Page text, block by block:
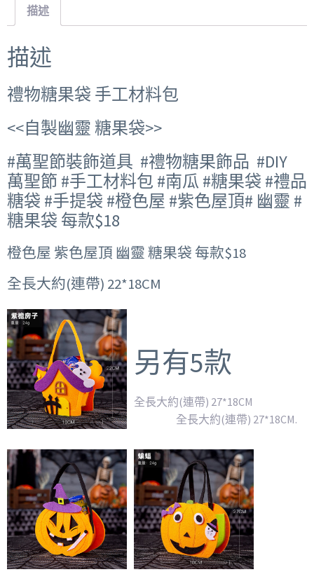
描述
描述
禮物糖果袋 手工材料包
<<自製幽靈 糖果袋>>
#萬聖節裝飾道具 #禮物糖果飾品 #DIY
萬聖節 #手工材料包 #南瓜 #糖果袋 #禮品
糖袋 #手提袋 #橙色屋 #紫色屋頂# 幽靈 #
糖果袋 每款$18
橙色屋 紫色屋頂 幽靈 糖果袋 每款$18
全長大約(連帶) 22*18CM
另有5款
全長大約(連帶) 27*18CM
全長大約(連帶) 27*18CM.